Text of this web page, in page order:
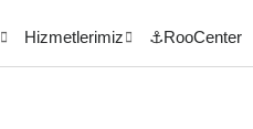
Hizmetlerimiz ⚓RooCenter